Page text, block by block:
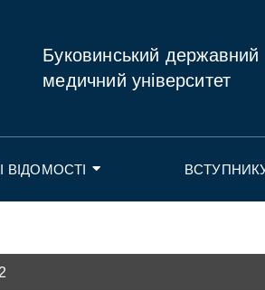
Буковинський державний
медичний університет
ВІДОМОСТІ